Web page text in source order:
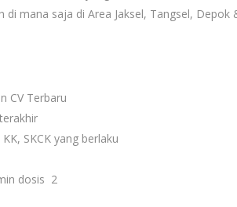
di mana saja di Area Jaksel, Tangsel, Depok
CV Terbaru
SKCK yang berlaku
dosis 2